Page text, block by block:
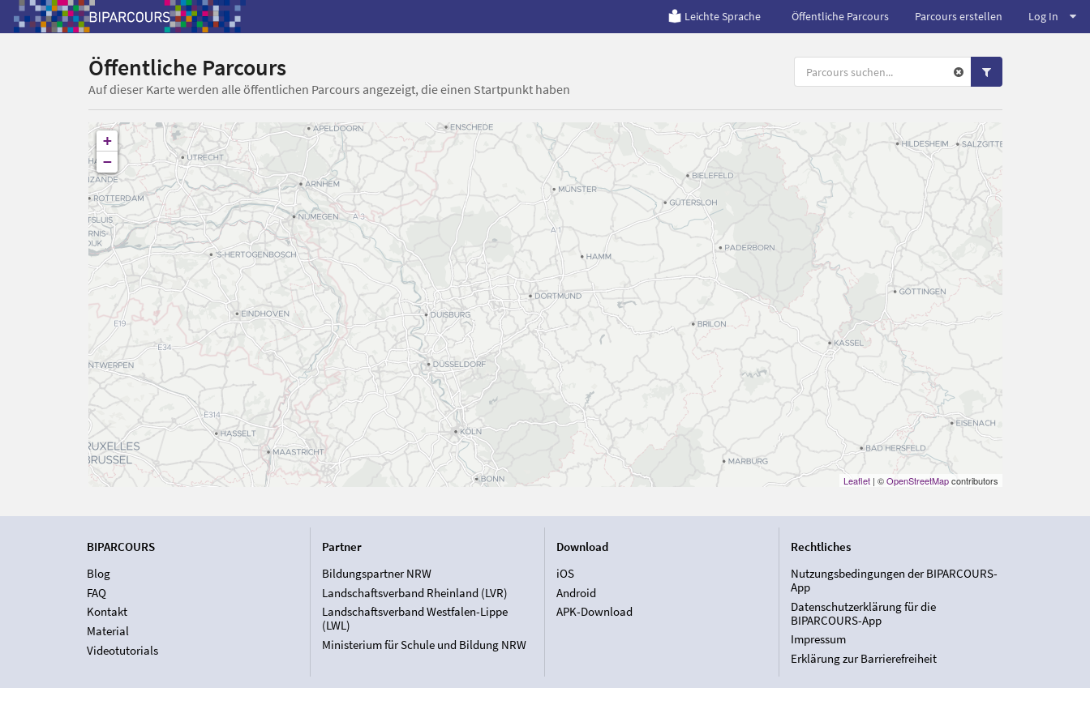
Leichte Sprache Öffentliche Parcours Parcours erstellen Log In
Öffentliche Parcours
Auf dieser Karte werden alle öffentlichen Parcours angezeigt, die einen Startpunkt haben
+
−
Leaflet| ©OpenStreetMapcontributors
BIPARCOURS
Blog
FAQ
Kontakt
Material
Videotutorials
Partner
Bildungspartner NRW
Landschaftsverband Rheinland (LVR)
Landschaftsverband Westfalen-Lippe
(LWL)
Ministerium für Schule und Bildung NRW
Download
iOS
Android
APK-Download
Rechtliches
Nutzungsbedingungen der BIPARCOURS-
App
Datenschutzerklärung für die
BIPARCOURS-App
Impressum
Erklärung zur Barrierefreiheit